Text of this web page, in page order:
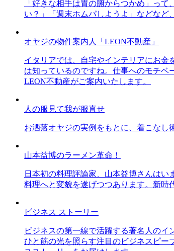
「好きな相手は胃の腑からつかめ」っ
い？」「週末ホムパしようよ」などなど
オヤジの物件案内人「LEON不動産」
イタリアでは、自宅やインテリアにお金
は知っているのですね。仕事へのモチベ
LEON不動産がご案内いたします。
人の服見て我が服直せ
お洒落オヤジの実例をもとに、着こなし
山本益博のラーメン革命！
日本初の料理評論家、山本益博さんは
料理へと変貌を遂げつつあります。新時
ビジネス ストーリー
ビジネスの第一線で活躍する著名人の
ひと筋の光を照らす注目のビジネスピー